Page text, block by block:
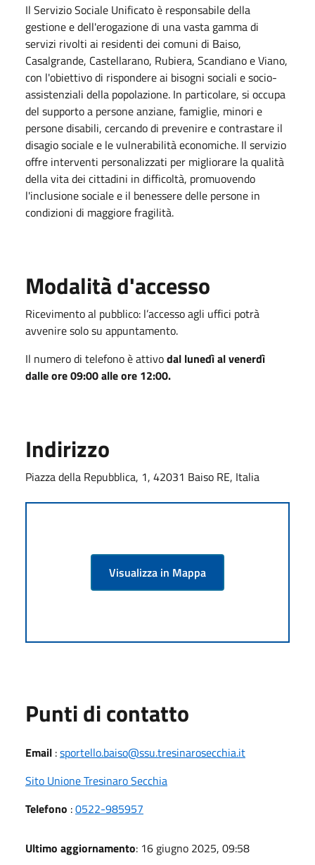
Il Servizio Sociale Unificato è responsabile della
gestione e dell'erogazione di una vasta gamma di
servizi rivolti ai residenti dei comuni di Baiso,
Casalgrande, Castellarano, Rubiera, Scandiano e Viano,
con l'obiettivo di rispondere ai bisogni sociali e socio-
assistenziali della popolazione. In particolare, si occupa
del supporto a persone anziane, famiglie, minori e
persone disabili, cercando di prevenire e contrastare il
disagio sociale e le vulnerabilità economiche. Il servizio
offre interventi personalizzati per migliorare la qualità
della vita dei cittadini in difficoltà, promuovendo
l'inclusione sociale e il benessere delle persone in
condizioni di maggiore fragilità.
Modalità d'accesso
Ricevimento al pubblico: l’accesso agli uffici potrà
avvenire solo su appuntamento.
Il numero di telefono è attivodal lunedì al venerdì
dalle ore 09:00 alle ore 12:00.
Indirizzo
Piazza della Repubblica, 1, 42031 Baiso RE, Italia
Visualizza in Mappa
Punti di contatto
Email :sportello.baiso@ssu.tresinarosecchia.it
Sito Unione Tresinaro Secchia
Telefono :0522-985957
Ultimo aggiornamento: 16 giugno 2025, 09:58